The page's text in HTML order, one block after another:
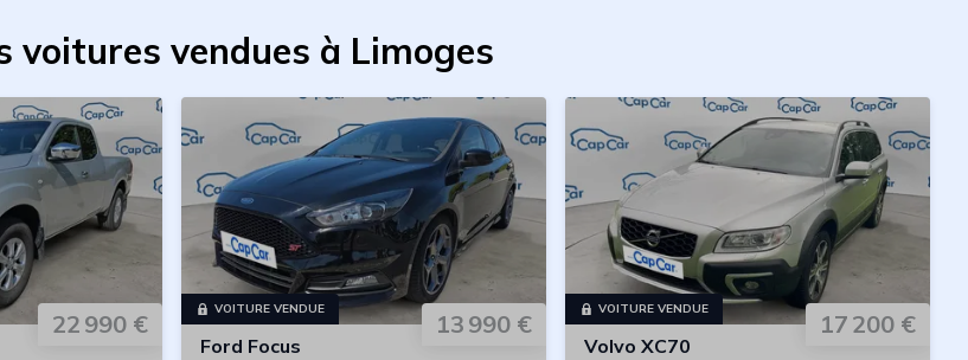
voitures vendues à Limoges
22 990 €
VOITURE VENDUE
13 990 €
Ford Focus
VOITURE VENDUE
17 200 €
Volvo XC70